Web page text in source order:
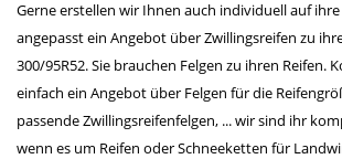
Gerne erstellen wir Ihnen auch individuell auf
angepasst ein Angebot über Zwillingsreifen zu
300/95R52. Sie brauchen Felgen zu ihren Reifen.
einfach ein Angebot über Felgen für die
passende Zwillingsreifenfelgen, ... wir sind ihr
wenn es um Reifen oder Schneeketten für